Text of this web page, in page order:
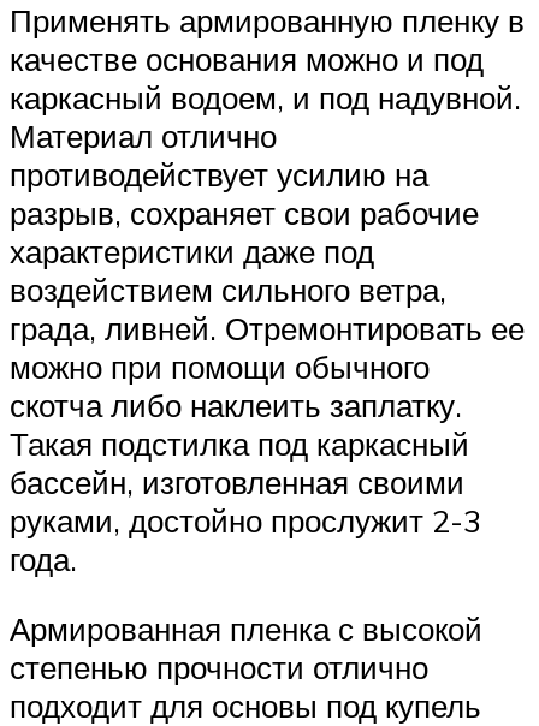
Применять армированную пленку в
качестве основания можно и под
каркасный водоем, и под надувной.
Материал отлично
противодействует усилию на
разрыв, сохраняет свои рабочие
характеристики даже под
воздействием сильного ветра,
града, ливней. Отремонтировать ее
можно при помощи обычного
скотча либо наклеить заплатку.
Такая подстилка под каркасный
бассейн, изготовленная своими
руками, достойно прослужит 2-3
года.
Армированная пленка с высокой
степенью прочности отлично
подходит для основы под купель